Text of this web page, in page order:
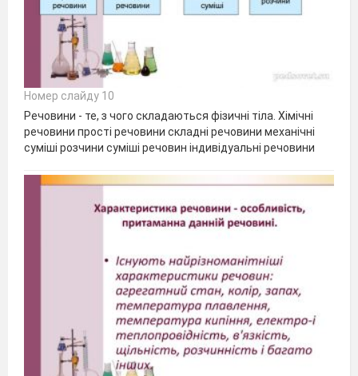
Номер слайду 10
Речовини - те, з чого складаються фізичні тіла. Хімічні
речовини прості речовини складні речовини механічні
суміші розчини суміші речовин індивідуальні речовини